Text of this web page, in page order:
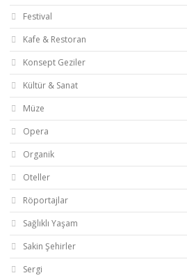
Festival
Kafe & Restoran
Konsept Geziler
Kültür & Sanat
Müze
Opera
Organik
Oteller
Röportajlar
Sağlıklı Yaşam
Sakin Şehirler
Sergi